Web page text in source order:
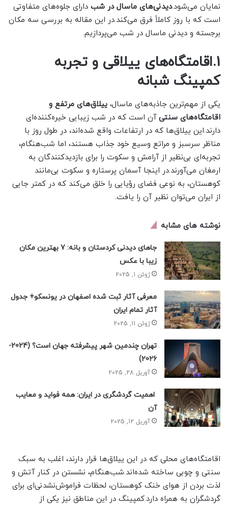
نمایان می‌شود.دیدنی‌های ماسال در شب دارای جلوه‌های متفاوتی
است که با روز کاملاً فرق می‌کند.در این مقاله به بررسی سه مکان
برجسته و دیدنی ماسال در شب می‌پردازیم.
1.اقامتگاه‌های ییلاقی و تجربه
کمپینگ شبانه
یکی از مهم‌ترین جاذبه‌های ماسال، ییلاق‌های مرتفع و
اقامتگاه‌های سنتیآن است که در شب زیبایی خیره‌کننده‌ای
دارند.این ییلاق‌ها که در ارتفاعات واقع شده‌اند، در طول روز با
مناظر سرسبز و مراتع وسیع خود جذاب هستند، اما شب‌هنگام،
تجربه‌ای بی‌نظیر از آرامش و سکوت را برای بازدیدکنندگان به
ارمغان می‌آورند.در اینجا آسمان پرستاره و سکوت بی‌مانند
کوهستان، به نوعی فضای رؤیایی را خلق می‌کند که در کمتر جایی
از ایران می‌توان نظیر آن را یافت.
نوشته های مشابه
جاهای دیدنی کردستان و بانه: 7 بهترین مکان
زیبا با عکس
ژوئن 1, 2025
معرفی آثار ثبت شده اصفهان در یونسکو+ جدول
آثار تمام ایران
ژوئن 11, 2025
تهران چندمین شهر پیشرفته جهان است؟ (2024-
2026)
آوریل 28, 2025
اهمیت گردشگری در ایران: همه فواید و معایب
آن
آوریل 12, 2025
اقامتگاه‌های محلی که در این ییلاق‌ها قرار دارند، اغلب به سبک
سنتی و چوبی ساخته شده‌اند.شب‌هنگام، نشستن در کنار آتش و
لذت بردن از هوای خنک کوهستان، لحظات فراموش‌نشدنی‌ای برای
گردشگران به همراه دارد.کمپینگ در این مناطق نیز یکی از